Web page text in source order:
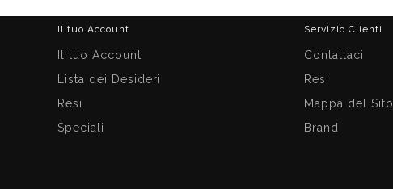
Servizio Clienti
Contattaci
Resi
Mappa del Sito
Brand
Il tuo Account
Il tuo Account
Lista dei Desideri
Resi
Speciali